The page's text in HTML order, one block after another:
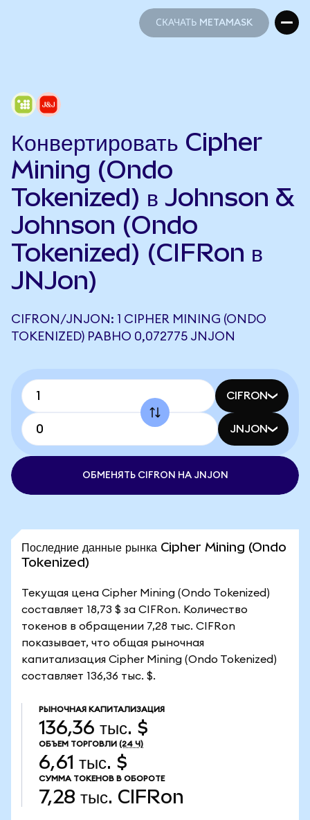
СКАЧАТЬ METAMASK
Конвертировать Cipher
Mining (Ondo
Tokenized) в Johnson &
Johnson (Ondo
Tokenized) (CIFRon в
JNJon)
CIFRON/JNJON: 1 CIPHER MINING (ONDO
TOKENIZED) РАВНО 0,072775 JNJON
CIFRON
JNJON
ОБМЕНЯТЬ CIFRON НА JNJON
Последние данные рынка Cipher Mining (Ondo
Tokenized)
Текущая цена Cipher Mining (Ondo Tokenized)
составляет 18,73 $ за CIFRon. Количество
токенов в обращении 7,28 тыс. CIFRon
показывает, что общая рыночная
капитализация Cipher Mining (Ondo Tokenized)
составляет 136,36 тыс. $.
РЫНОЧНАЯ КАПИТАЛИЗАЦИЯ
136,36 тыс. $
ОБЪЕМ ТОРГОВЛИ (24 Ч)
6,61 тыс. $
СУММА ТОКЕНОВ В ОБОРОТЕ
7,28 тыс. CIFRon